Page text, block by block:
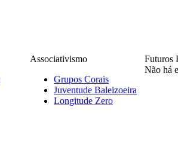
Associativismo
Grupos Corais
Juventude Baleizoeira
Longitude Zero
Futuros
Não há